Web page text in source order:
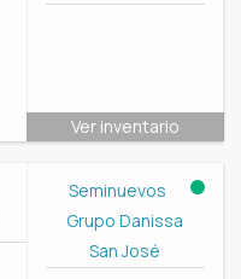
Ver inventario
Seminuevos
Grupo Danissa
San José